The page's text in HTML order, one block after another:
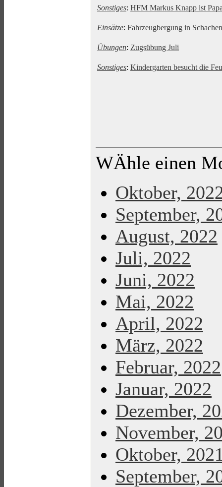
Sonstiges: HFM Markus Knapp ist
Einsätze: Fahrzeugbergung in Schachen
Übungen: Zugsübung Juli
Sonstiges: Kindergarten besucht die
WÄhle einen
Oktober,
September,
August, 2022
Juli, 2022
Juni, 2022
Mai, 2022
April, 2022
März, 2022
Februar, 2022
Januar, 2022
Dezember,
November,
Oktober,
September,